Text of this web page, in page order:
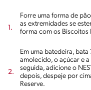
Forre uma forma de
as extremidades se
forma com os Biscoitos
Em uma batedeira,
amolecido, o açúcar e a
seguida, adicione o
depois, despeje por
Reserve.